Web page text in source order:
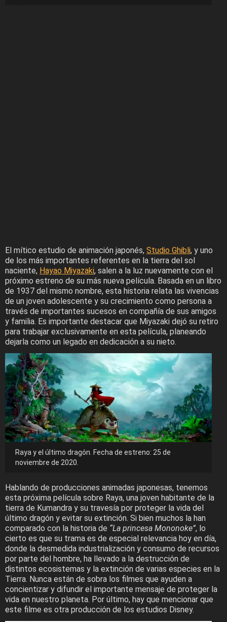
El mítico estudio de animación japonés, Studio Ghibli, y uno
de los más importantes referentes en la tierra del sol
naciente, Hayao Miyazaki, salen a la luz nuevamente con el
próximo estreno de su más nueva película. Basada en un libro
de 1937 del mismo nombre, esta historia relata las vivencias
de un joven adolescente y su crecimiento como persona a
través de importantes sucesos en compañía de sus amigos
y familia. Es importante destacar que Miyazaki dejó su retiro
para trabajar exclusivamente en esta película, planeando
dejarla como un legado en dedicación a su nieto.
Raya y el último dragón. Fecha de estreno: 25 de
noviembre de 2020.
Hablando de producciones animadas japonesas, tenemos
esta próxima película sobre Raya, una joven habitante de la
tierra de Kumandra y su travesía por proteger la vida del
último dragón y evitar su extinción. Si bien muchos la han
comparado con la historia de “La princesa Mononoke”, lo
cierto es que su trama es de especial relevancia hoy en día,
donde la desmedida industrialización y consumo de recursos
por parte del hombre, ha llevado a la destrucción de
distintos ecosistemas y la extinción de varias especies en la
Tierra. Nunca están de sobra los filmes que ayuden a
concientizar y difundir el importante mensaje de proteger la
vida en nuestro planeta. Por último, hay que mencionar que
este filme es otra producción de los estudios Disney.